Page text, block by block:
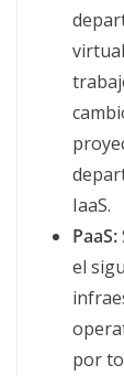
IaaS.
PaaS:
el
por